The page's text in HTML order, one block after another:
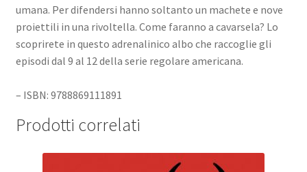
umana. Per difendersi hanno soltanto un machete e nove
proiettili in una rivoltella. Come faranno a cavarsela? Lo
scoprirete in questo adrenalinico albo che raccoglie gli
episodi dal 9 al 12 della serie regolare americana.
– ISBN: 9788869111891
Prodotti correlati